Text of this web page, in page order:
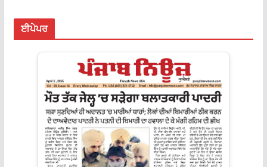
ਈਪੇਪਰ